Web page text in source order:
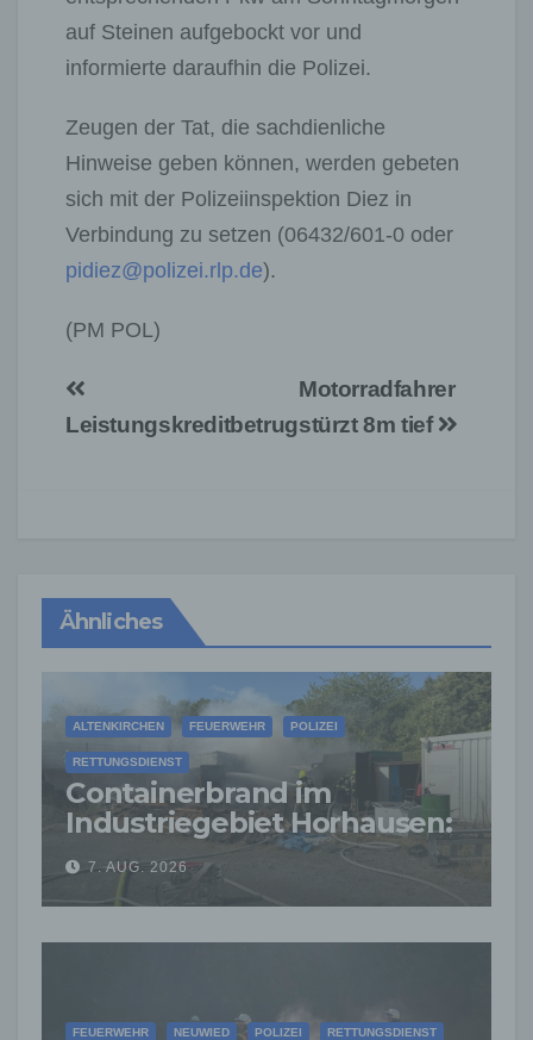
auf Steinen aufgebockt vor und
informierte daraufhin die Polizei.
Zeugen der Tat, die sachdienliche
Hinweise geben können, werden gebeten
sich mit der Polizeiinspektion Diez in
Verbindung zu setzen (06432/601-0 oder
pidiez@polizei.rlp.de).
(PM POL)
Beitragsnavigation
Motorradfahrer
stürzt 8m tief
Leistungskreditbetrug
Ähnliches
ALTENKIRCHEN FEUERWEHR POLIZEI
RETTUNGSDIENST
Containerbrand im
Industriegebiet Horhausen:
Feuerwehr verhindert
weitere Ausbreitung
7. AUG. 2026
FEUERWEHR NEUWIED POLIZEI RETTUNGSDIENST